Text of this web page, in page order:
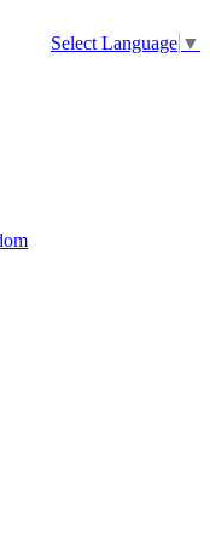
Select Language ▼